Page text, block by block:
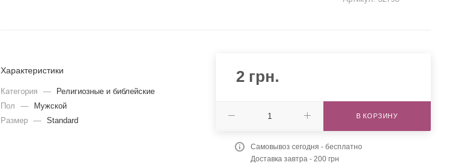
Характеристики
Категория —
Религиозные и библейские
Пол
—
Мужской
Размер
— Standard
2грн.
В КОРЗИНУ
Самовывоз сегодня - бесплатно
Доставка завтра - 200 грн